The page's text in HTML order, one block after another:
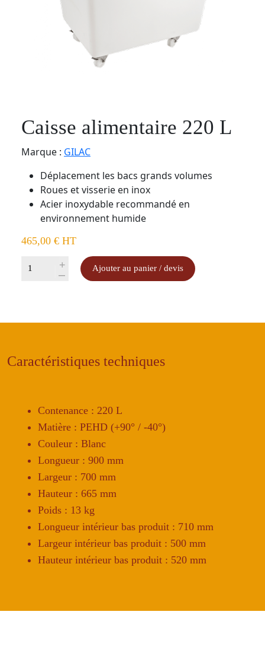
Caisse alimentaire 220 L
Marque : GILAC
Déplacement les bacs grands volumes
Roues et visserie en inox
Acier inoxydable recommandé en
environnement humide
465,00 € HT
quantité
220
+
-
Ajouter au panier / devis
Caractéristiques techniques
Contenance : 220 L
Matière : PEHD (+90° / -40°)
Couleur : Blanc
Longueur : 900 mm
Largeur : 700 mm
Hauteur : 665 mm
Poids : 13 kg
Longueur intérieur bas produit : 710 mm
Largeur intérieur bas produit : 500 mm
Hauteur intérieur bas produit : 520 mm